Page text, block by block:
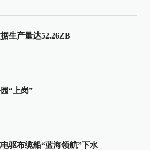
生产量达52.26ZB
“上岗”
驱布缆船“蓝海领航”下水